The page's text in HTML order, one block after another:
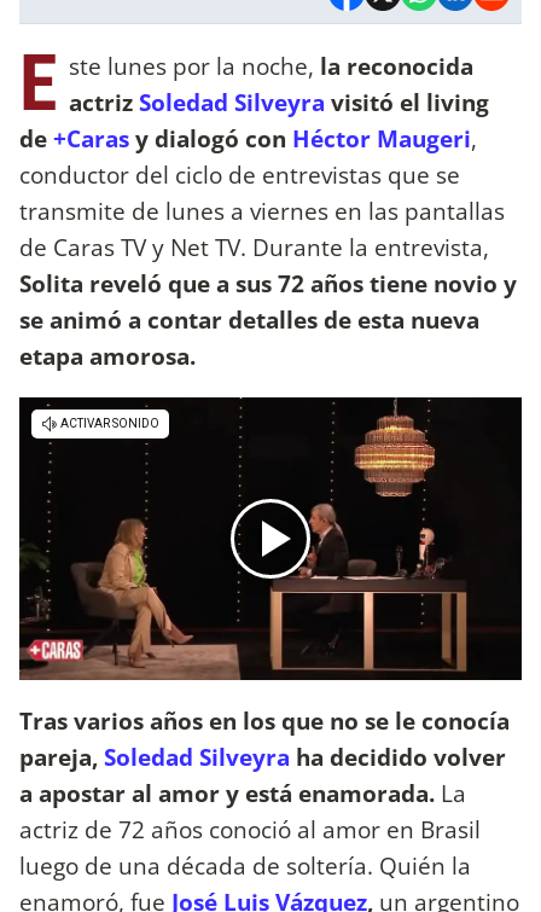
E ste lunes por la noche, la reconocida
actrizSoledad Silveyra visitó el living
de+Carasy dialogó con Héctor Maugeri,
conductor del ciclo de entrevistas que se
transmite de lunes a viernes en las pantallas
de Caras TV y Net TV. Durante la entrevista,
Solita reveló que a sus 72 años tiene novio y
se animó a contar detalles de esta nueva
etapa amorosa.
Tras varios años en los que no se le conocía
pareja,Soledad Silveyra ha decidido volver
a apostar al amor y está enamorada. La
actriz de 72 años conoció al amor en Brasil
luego de una década de soltería. Quién la
enamoró, fue José Luis Vázquez, un argentino